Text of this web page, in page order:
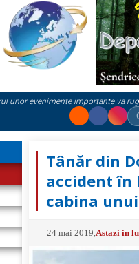
unor evenimente importante va
Tânăr din
accident în
cabina unui
24 mai 2019 Astazi in